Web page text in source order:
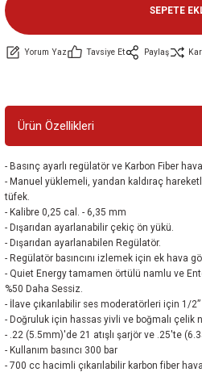
SEPETE
Yorum Yaz Tavsiye Et Paylaş
Ürün Özellikleri
- Basınç ayarlı regülatör ve Karbon Fiber
- Manuel yüklemeli, yandan kaldıraç
tüfek.
- Kalibre 0,25 cal. - 6,35 mm
- Dışarıdan ayarlanabilir çekiç ön yükü.
- Dışarıdan ayarlanabilen Regülatör.
- Regülatör basıncını izlemek için ek hava
- Quiet Energy tamamen örtülü namlu ve
%50 Daha Sessiz.
- İlave çıkarılabilir ses moderatörleri için 1/2”
- Doğruluk için hassas yivli ve boğmalı çelik
- .22 (5.5mm)'de 21 atışlı şarjör ve .25'te
- Kullanım basıncı 300 bar
- 700 cc hacimli çıkarılabilir karbon fiber